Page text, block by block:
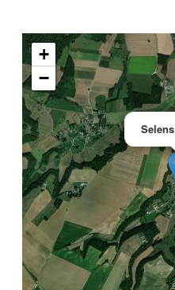
Selens
+
−